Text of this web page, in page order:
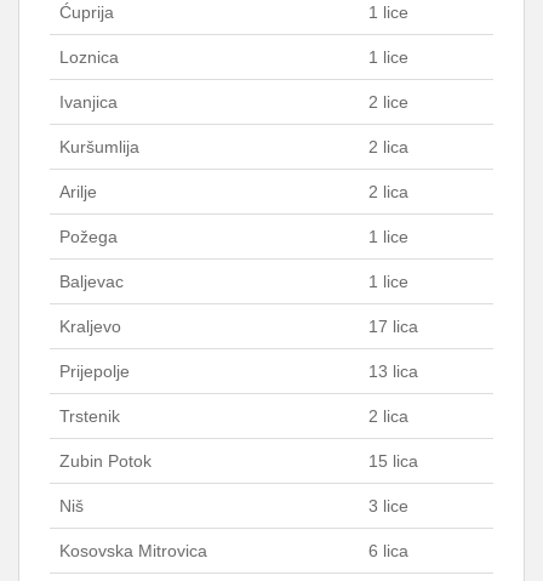
Ćuprija 1 lice
Loznica 1 lice
Ivanjica 2 lice
Kuršumlija 2 lica
Arilje 2 lica
Požega 1 lice
Baljevac 1 lice
Kraljevo 17 lica
Prijepolje 13 lica
Trstenik 2 lica
Zubin Potok 15 lica
Niš 3 lice
Kosovska Mitrovica 6 lica